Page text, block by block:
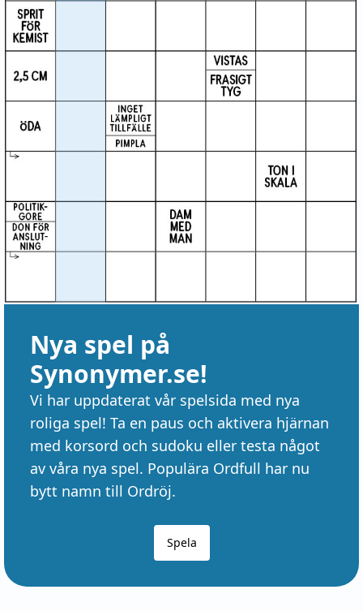
Nya spel på
Synonymer.se!
Vi har uppdaterat vår spelsida med nya
roliga spel! Ta en paus och aktivera hjärnan
med korsord och sudoku eller testa något
av våra nya spel. Populära Ordfull har nu
bytt namn till Ordröj.
Spela